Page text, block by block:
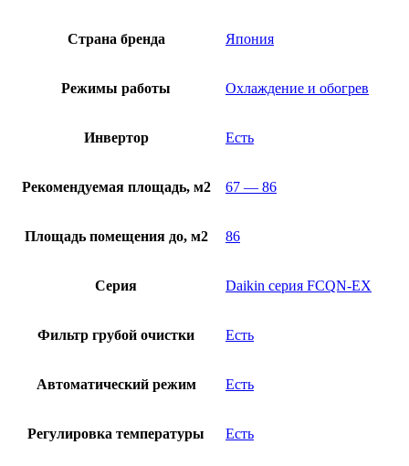
Страна бренда Япония
Режимы работы Охлаждение и обогрев
Инвертор Есть
Рекомендуемая площадь, м2 67 — 86
Площадь помещения до, м2 86
Серия Daikin серия FCQN-EX
Фильтр грубой очистки Есть
Автоматический режим Есть
Регулировка температуры Есть